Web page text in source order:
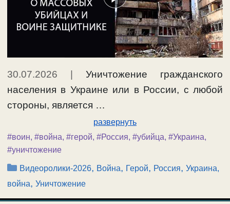
30.07.2026
Уничтожение гражданского
населения в Украине или в России, с любой
стороны, является …
развернуть
#воин, #война, #герой, #Россия, #убийца, #Украина,
#уничтожение
Рубрики
Видеоролики-2026, Война, Герой, Россия,Украина,
война, Уничтожение